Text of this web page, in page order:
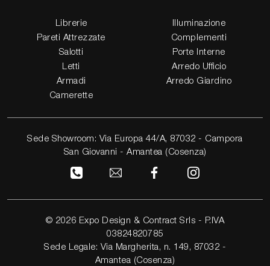
Librerie
Pareti Attrezzate
Salotti
Letti
Armadi
Camerette
Illuminazione
Complementi
Porte Interne
Arredo Ufficio
Arredo Giardino
Sede Showroom: Via Europa 44/A, 87032 - Campora
San Giovanni - Amantea (Cosenza)
© 2026 Expo Design & Contract Srls - P.IVA
03824820785
Sede Legale: Via Margherita, n. 149, 87032 -
Amantea (Cosenza)